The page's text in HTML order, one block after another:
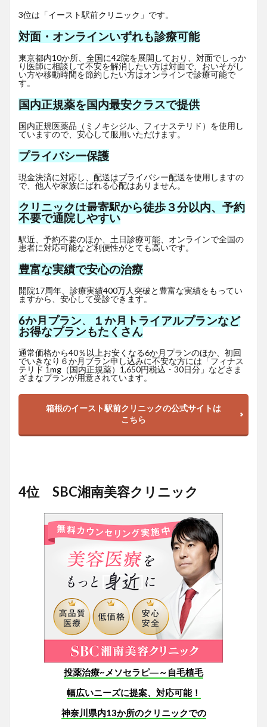
3位は「イースト駅前クリニック」です。
対面・オンラインいずれも診療可能
東京都内10か所、全国に42院を展開しており、対面でしっか
り医師に相談して不安を解消したい方は対面で、おいそがし
い方や移動時間を節約したい方はオンラインで診療可能で
す。
国内正規薬を国内最安クラスで提供
国内正規医薬品（ミノキシジル、フィナステリド）を使用し
ていますので、安心して服用いただけます。
プライバシー保護
現金決済に対応し、配送はプライバシー配送を使用しますの
で、他人や家族にばれる心配はありません。
クリニックは最寄駅から徒歩３分以内、予約
不要で通院しやすい
駅近、予約不要のほか、土日診療可能、オンラインで全国の
患者に対応可能など利便性がとても高いです。
豊富な実績で安心の治療
開院17周年、診療実績400万人突破と豊富な実績をもってい
ますから、安心して受診できます。
6か月プラン、１か月トライアルプランなど
お得なプランもたくさん
通常価格から40％以上お安くなる6か月プランのほか、初回
でいきなり６か月ブラン申し込みに不安な方には「フィナス
テリド 1mg（国内正規薬）1,650円税込・30日分」などさま
ざまなプランが用意されています。
箱根のイースト駅前クリニックの公式サイトは
こちら
4位 SBC湘南美容クリニック
投薬治療~メソセラピ―～自毛植毛
幅広いニーズに提案、対応可能！
神奈川県内13か所のクリニックでの